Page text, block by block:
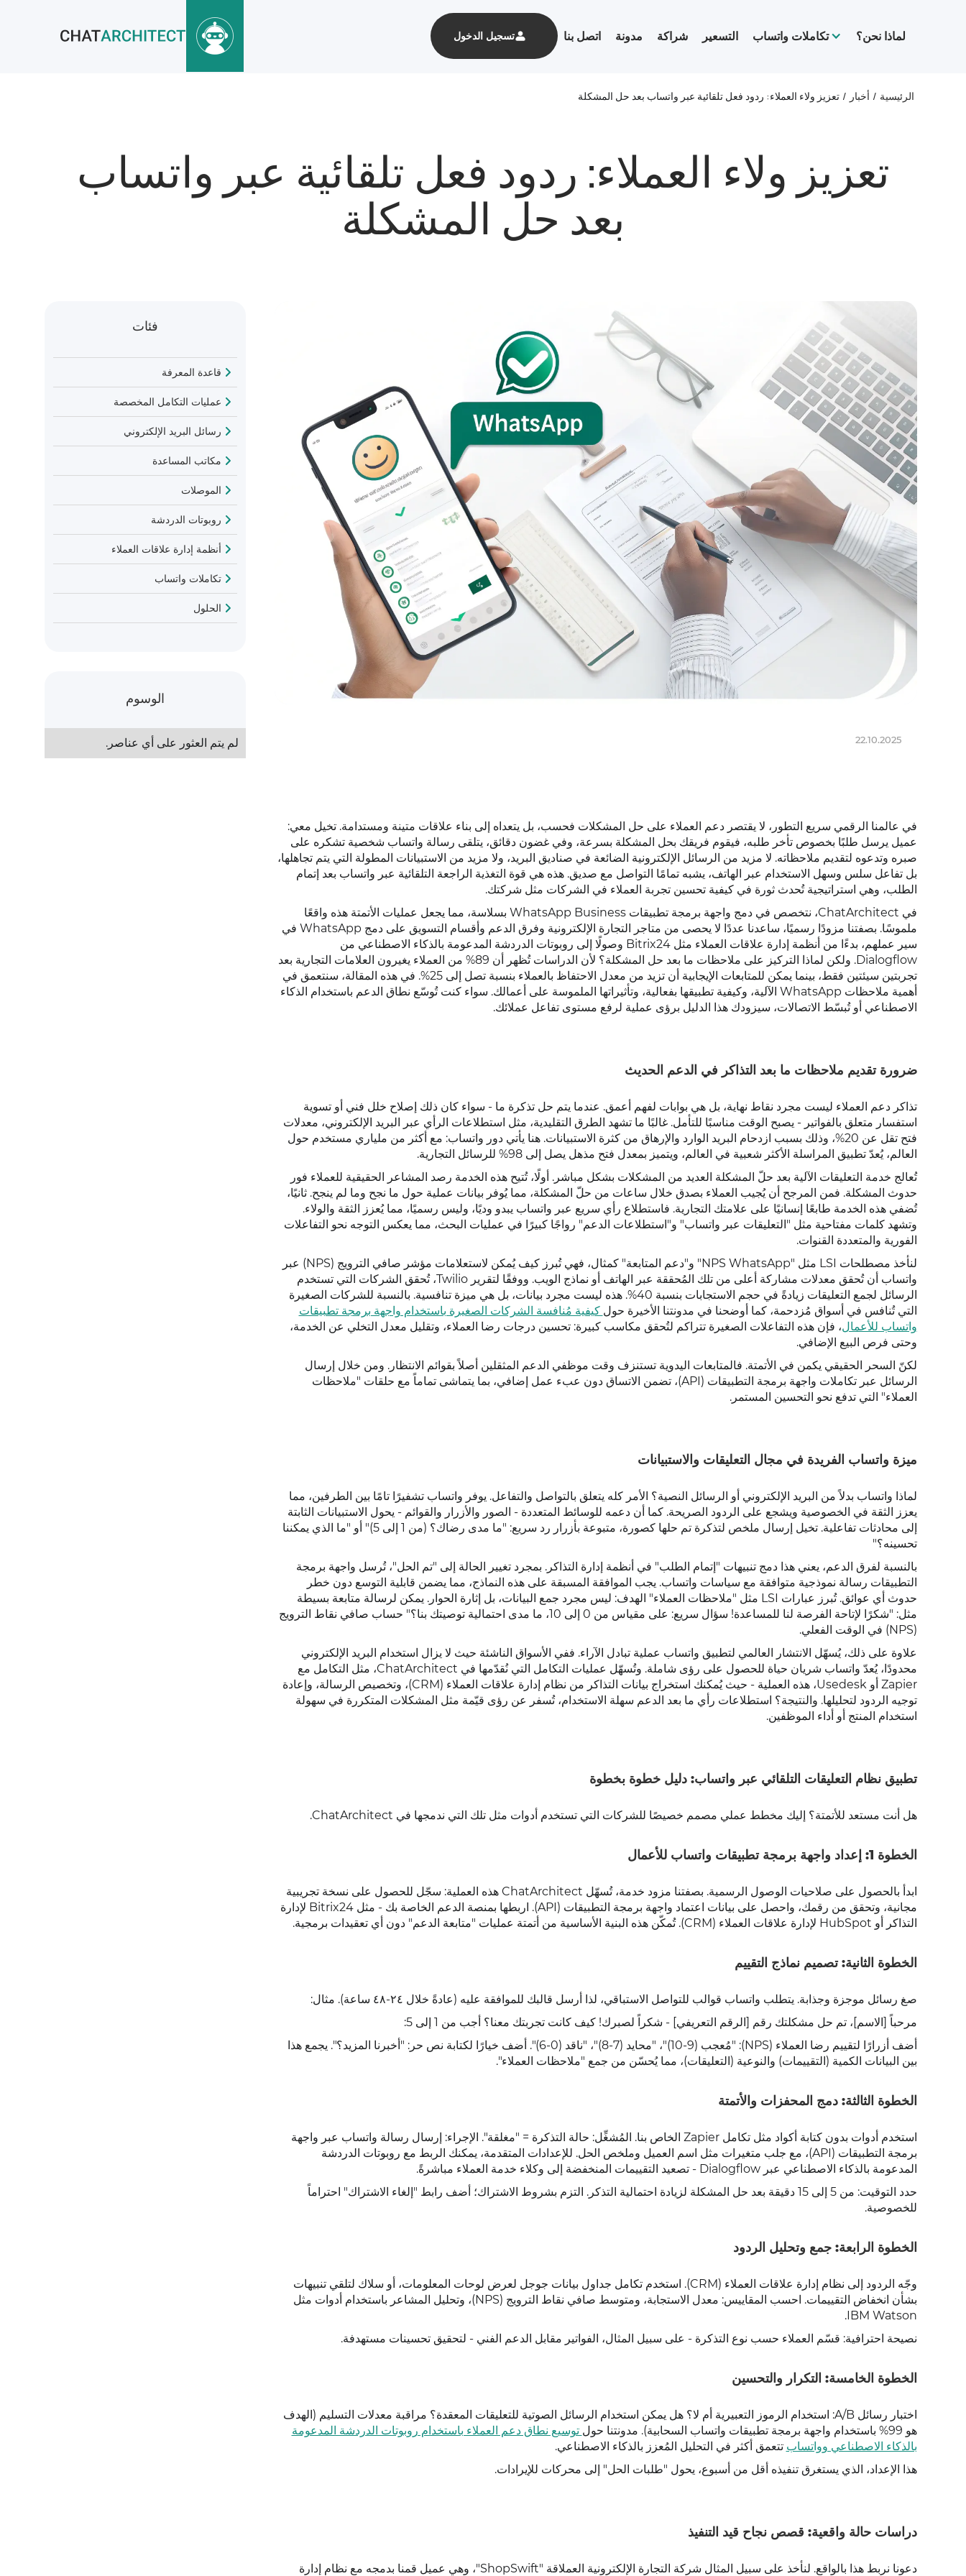
لماذا نحن؟ تكاملات واتساب التسعير شراكة مدونة اتصل بنا تسجيل الدخول
الرئيسية / أخبار / تعزيز ولاء العملاء: ردود فعل تلقائية عبر واتساب بعد حل المشكلة
تعزيز ولاء العملاء: ردود فعل تلقائية عبر واتساب
بعد حل المشكلة
22.10.2025
في عالمنا الرقمي سريع التطور، لا يقتصر دعم العملاء على حل المشكلات فحسب، بل يتعداه إلى بناء علاقات متينة ومستدامة. تخيل معي:
عميل يرسل طلبًا بخصوص تأخر طلبه، فيقوم فريقك بحل المشكلة بسرعة، وفي غضون دقائق، يتلقى رسالة واتساب شخصية تشكره على
صبره وتدعوه لتقديم ملاحظاته. لا مزيد من الرسائل الإلكترونية الضائعة في صناديق البريد، ولا مزيد من الاستبيانات المطولة التي يتم تجاهلها،
بل تفاعل سلس وسهل الاستخدام عبر الهاتف، يشبه تمامًا التواصل مع صديق. هذه هي قوة التغذية الراجعة التلقائية عبر واتساب بعد إتمام
الطلب، وهي استراتيجية تُحدث ثورة في كيفية تحسين تجربة العملاء في الشركات مثل شركتك.
في ChatArchitect، نتخصص في دمج واجهة برمجة تطبيقات WhatsApp Business بسلاسة، مما يجعل عمليات الأتمتة هذه واقعًا
ملموسًا. بصفتنا مزودًا رسميًا، ساعدنا عددًا لا يحصى من متاجر التجارة الإلكترونية وفرق الدعم وأقسام التسويق على دمج WhatsApp في
سير عملهم، بدءًا من أنظمة إدارة علاقات العملاء مثل Bitrix24 وصولًا إلى روبوتات الدردشة المدعومة بالذكاء الاصطناعي من
Dialogflow. ولكن لماذا التركيز على ملاحظات ما بعد حل المشكلة؟ لأن الدراسات تُظهر أن 89% من العملاء يغيرون العلامات التجارية بعد
تجربتين سيئتين فقط، بينما يمكن للمتابعات الإيجابية أن تزيد من معدل الاحتفاظ بالعملاء بنسبة تصل إلى 25%. في هذه المقالة، سنتعمق في
أهمية ملاحظات WhatsApp الآلية، وكيفية تطبيقها بفعالية، وتأثيراتها الملموسة على أعمالك. سواء كنت تُوسّع نطاق الدعم باستخدام الذكاء
الاصطناعي أو تُبسّط الاتصالات، سيزودك هذا الدليل برؤى عملية لرفع مستوى تفاعل عملائك.
ضرورة تقديم ملاحظات ما بعد التذاكر في الدعم الحديث
تذاكر دعم العملاء ليست مجرد نقاط نهاية، بل هي بوابات لفهم أعمق. عندما يتم حل تذكرة ما - سواء كان ذلك إصلاح خلل فني أو تسوية
استفسار متعلق بالفواتير - يصبح الوقت مناسبًا للتأمل. غالبًا ما تشهد الطرق التقليدية، مثل استطلاعات الرأي عبر البريد الإلكتروني، معدلات
فتح تقل عن 20%، وذلك بسبب ازدحام البريد الوارد والإرهاق من كثرة الاستبيانات. هنا يأتي دور واتساب: مع أكثر من ملياري مستخدم حول
العالم، يُعدّ تطبيق المراسلة الأكثر شعبية في العالم، ويتميز بمعدل فتح مذهل يصل إلى 98% للرسائل التجارية.
تُعالج خدمة التعليقات الآلية بعد حلّ المشكلة العديد من المشكلات بشكل مباشر. أولًا، تُتيح هذه الخدمة رصد المشاعر الحقيقية للعملاء فور
حدوث المشكلة. فمن المرجح أن يُجيب العملاء بصدق خلال ساعات من حلّ المشكلة، مما يُوفر بيانات عملية حول ما نجح وما لم ينجح. ثانيًا،
تُضفي هذه الخدمة طابعًا إنسانيًا على علامتك التجارية. فاستطلاع رأي سريع عبر واتساب يبدو وديًا، وليس رسميًا، مما يُعزز الثقة والولاء.
وتشهد كلمات مفتاحية مثل "التعليقات عبر واتساب" و"استطلاعات الدعم" رواجًا كبيرًا في عمليات البحث، مما يعكس التوجه نحو التفاعلات
الفورية والمتعددة القنوات.
لنأخذ مصطلحات LSI مثل "NPS WhatsApp" و"دعم المتابعة" كمثال، فهي تُبرز كيف يُمكن لاستعلامات مؤشر صافي الترويج (NPS) عبر
واتساب أن تُحقق معدلات مشاركة أعلى من تلك المُحققة عبر الهاتف أو نماذج الويب. ووفقًا لتقرير Twilio، تُحقق الشركات التي تستخدم
الرسائل لجمع التعليقات زيادةً في حجم الاستجابات بنسبة 40%. هذه ليست مجرد بيانات، بل هي ميزة تنافسية. بالنسبة للشركات الصغيرة
التي تُنافس في أسواق مُزدحمة، كما أوضحنا في مدونتنا الأخيرة حول كيفية مُنافسة الشركات الصغيرة باستخدام واجهة برمجة تطبيقات
واتساب للأعمال، فإن هذه التفاعلات الصغيرة تتراكم لتُحقق مكاسب كبيرة: تحسين درجات رضا العملاء، وتقليل معدل التخلي عن الخدمة،
وحتى فرص البيع الإضافي.
لكنّ السحر الحقيقي يكمن في الأتمتة. فالمتابعات اليدوية تستنزف وقت موظفي الدعم المثقلين أصلاً بقوائم الانتظار. ومن خلال إرسال
الرسائل عبر تكاملات واجهة برمجة التطبيقات (API)، تضمن الاتساق دون عبء عمل إضافي، بما يتماشى تماماً مع حلقات "ملاحظات
العملاء" التي تدفع نحو التحسين المستمر.
ميزة واتساب الفريدة في مجال التعليقات والاستبيانات
لماذا واتساب بدلاً من البريد الإلكتروني أو الرسائل النصية؟ الأمر كله يتعلق بالتواصل والتفاعل. يوفر واتساب تشفيرًا تامًا بين الطرفين، مما
يعزز الثقة في الخصوصية ويشجع على الردود الصريحة. كما أن دعمه للوسائط المتعددة - الصور والأزرار والقوائم - يحول الاستبيانات الثابتة
إلى محادثات تفاعلية. تخيل إرسال ملخص لتذكرة تم حلها كصورة، متبوعة بأزرار رد سريع: "ما مدى رضاك؟ (من 1 إلى 5)" أو "ما الذي يمكننا
تحسينه؟"
بالنسبة لفرق الدعم، يعني هذا دمج تنبيهات "إتمام الطلب" في أنظمة إدارة التذاكر. بمجرد تغيير الحالة إلى "تم الحل"، تُرسل واجهة برمجة
التطبيقات رسالة نموذجية متوافقة مع سياسات واتساب. يجب الموافقة المسبقة على هذه النماذج، مما يضمن قابلية التوسع دون خطر
حدوث أي عوائق. تُبرز عبارات LSI مثل "ملاحظات العملاء" الهدف: ليس مجرد جمع البيانات، بل إثارة الحوار. يمكن لرسالة متابعة بسيطة
مثل: "شكرًا لإتاحة الفرصة لنا للمساعدة! سؤال سريع: على مقياس من 0 إلى 10، ما مدى احتمالية توصيتك بنا؟" حساب صافي نقاط الترويج
(NPS) في الوقت الفعلي.
علاوة على ذلك، يُسهّل الانتشار العالمي لتطبيق واتساب عملية تبادل الآراء. ففي الأسواق الناشئة حيث لا يزال استخدام البريد الإلكتروني
محدودًا، يُعدّ واتساب شريان حياة للحصول على رؤى شاملة. وتُسهّل عمليات التكامل التي نُقدّمها في ChatArchitect، مثل التكامل مع
Zapier أو Usedesk، هذه العملية - حيث يُمكنك استخراج بيانات التذاكر من نظام إدارة علاقات العملاء (CRM)، وتخصيص الرسالة، وإعادة
توجيه الردود لتحليلها. والنتيجة؟ استطلاعات رأي ما بعد الدعم سهلة الاستخدام، تُسفر عن رؤى قيّمة مثل المشكلات المتكررة في سهولة
استخدام المنتج أو أداء الموظفين.
تطبيق نظام التعليقات التلقائي عبر واتساب: دليل خطوة بخطوة
هل أنت مستعد للأتمتة؟ إليك مخطط عملي مصمم خصيصًا للشركات التي تستخدم أدوات مثل تلك التي ندمجها في ChatArchitect.
الخطوة 1: إعداد واجهة برمجة تطبيقات واتساب للأعمال
ابدأ بالحصول على صلاحيات الوصول الرسمية. بصفتنا مزود خدمة، تُسهّل ChatArchitect هذه العملية: سجّل للحصول على نسخة تجريبية
مجانية، وتحقق من رقمك، واحصل على بيانات اعتماد واجهة برمجة التطبيقات (API). اربطها بمنصة الدعم الخاصة بك - مثل Bitrix24 لإدارة
التذاكر أو HubSpot لإدارة علاقات العملاء (CRM). تُمكّن هذه البنية الأساسية من أتمتة عمليات "متابعة الدعم" دون أي تعقيدات برمجية.
الخطوة الثانية: تصميم نماذج التقييم
صغ رسائل موجزة وجذابة. يتطلب واتساب قوالب للتواصل الاستباقي، لذا أرسل قالبك للموافقة عليه (عادةً خلال ٢٤-٤٨ ساعة). مثال:
مرحباً [الاسم]، تم حل مشكلتك رقم [الرقم التعريفي] - شكراً لصبرك! كيف كانت تجربتك معنا؟ أجب من 1 إلى 5:
أضف أزرارًا لتقييم رضا العملاء (NPS): "مُعجب (9-10)"، "محايد (7-8)"، "ناقد (0-6)". أضف خيارًا لكتابة نص حر: "أخبرنا المزيد؟". يجمع هذا
بين البيانات الكمية (التقييمات) والنوعية (التعليقات)، مما يُحسّن من جمع "ملاحظات العملاء".
الخطوة الثالثة: دمج المحفزات والأتمتة
استخدم أدوات بدون كتابة أكواد مثل تكامل Zapier الخاص بنا. المُشغِّل: حالة التذكرة = "مغلقة". الإجراء: إرسال رسالة واتساب عبر واجهة
برمجة التطبيقات (API)، مع جلب متغيرات مثل اسم العميل وملخص الحل. للإعدادات المتقدمة، يمكنك الربط مع روبوتات الدردشة
المدعومة بالذكاء الاصطناعي عبر Dialogflow - تصعيد التقييمات المنخفضة إلى وكلاء خدمة العملاء مباشرةً.
حدد التوقيت: من 5 إلى 15 دقيقة بعد حل المشكلة لزيادة احتمالية التذكر. التزم بشروط الاشتراك؛ أضف رابط "إلغاء الاشتراك" احتراماً
للخصوصية.
الخطوة الرابعة: جمع وتحليل الردود
وجّه الردود إلى نظام إدارة علاقات العملاء (CRM). استخدم تكامل جداول بيانات جوجل لعرض لوحات المعلومات، أو سلاك لتلقي تنبيهات
بشأن انخفاض التقييمات. احسب المقاييس: معدل الاستجابة، ومتوسط ​​صافي نقاط الترويج (NPS)، وتحليل المشاعر باستخدام أدوات مثل
IBM Watson.
نصيحة احترافية: قسّم العملاء حسب نوع التذكرة - على سبيل المثال، الفواتير مقابل الدعم الفني - لتحقيق تحسينات مستهدفة.
الخطوة الخامسة: التكرار والتحسين
اختبار رسائل A/B: استخدام الرموز التعبيرية أم لا؟ هل يمكن استخدام الرسائل الصوتية للتعليقات المعقدة؟ مراقبة معدلات التسليم (الهدف
هو 99% باستخدام واجهة برمجة تطبيقات واتساب السحابية). مدونتنا حول
توسيع نطاق دعم العملاء باستخدام روبوتات الدردشة المدعومة
بالذكاء الاصطناعي وواتساب تتعمق أكثر في التحليل المُعزز بالذكاء الاصطناعي.
هذا الإعداد، الذي يستغرق تنفيذه أقل من أسبوع، يحول "طلبات الحل" إلى محركات للإيرادات.
دراسات حالة واقعية: قصص نجاح قيد التنفيذ
دعونا نربط هذا بالواقع. لنأخذ على سبيل المثال شركة التجارة الإلكترونية العملاقة "ShopSwift"، وهي عميل قمنا بدمجه مع نظام إدارة
فئات
قاعدة المعرفة
عمليات التكامل المخصصة
رسائل البريد الإلكتروني
مكاتب المساعدة
الموصلات
روبوتات الدردشة
أنظمة إدارة علاقات العملاء
تكاملات واتساب
الحلول
الوسوم
لم يتم العثور على أي عناصر.